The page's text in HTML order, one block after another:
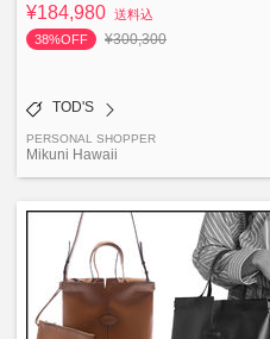
¥184,980 送料込
38%OFF
¥300,300
TOD'S
PERSONAL SHOPPER
Mikuni Hawaii